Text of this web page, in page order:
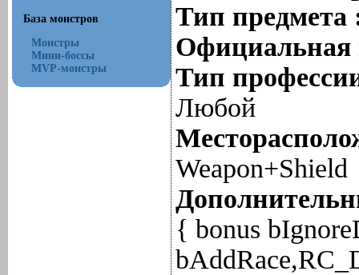
База монстров
Монстры
Мини-боссы
MVP-монстры
Тип
Тип
Любой
Weapon+Shield
{ bonus